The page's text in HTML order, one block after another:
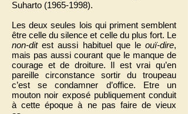
Suharto (1965-1998).
Les deux seules lois qui priment semblent
être celle du silence et celle du plus fort. Le
non-ditest aussi habituel que le ouï-dire,
mais pas aussi courant que le manque de
courage et de droiture. Il est vrai qu’en
pareille circonstance sortir du troupeau
c’est se condamner d’office. Etre un
mouton noir exposé publiquement conduit
à cette époque à ne pas faire de vieux